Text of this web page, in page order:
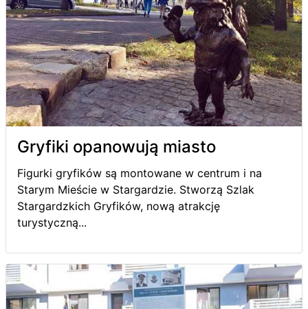
Gryfiki opanowują miasto
Figurki gryfików są montowane w centrum i na
Starym Mieście w Stargardzie. Stworzą Szlak
Stargardzkich Gryfików, nową atrakcję
turystyczną...